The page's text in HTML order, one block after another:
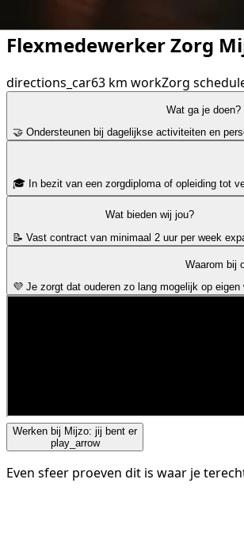
Flexmedewerker Zorg
directions_car63 km workZorg
Wat ga je doen?
🤝 Ondersteunen bij dagelijkse activiteiten en
🎓 In bezit van een zorgdiploma of opleiding tot
Wat bieden wij jou?
📝 Vast contract van minimaal 2 uur per week
Waarom bij
💜 Je zorgt dat ouderen zo lang mogelijk op
Werken bij Mijzo: jij bent er
play_arrow
Even sfeer proeven dit is waar je